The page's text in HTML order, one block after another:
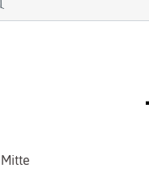
Mitte